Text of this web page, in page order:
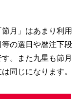
月」はあまり利用
の選日や暦注下段
。また九星も節月
同じになります。